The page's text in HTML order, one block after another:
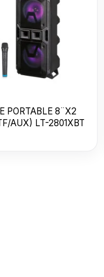
PORTABLE 8¨X2
AUX) LT-2801XBT